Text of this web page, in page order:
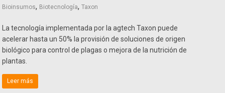
Bioinsumos, Biotecnología,Taxon
La tecnología implementada por la agtech Taxon puede
acelerar hasta un 50% la provisión de soluciones de origen
biológico para control de plagas o mejora de la nutrición de
plantas.
Leer más